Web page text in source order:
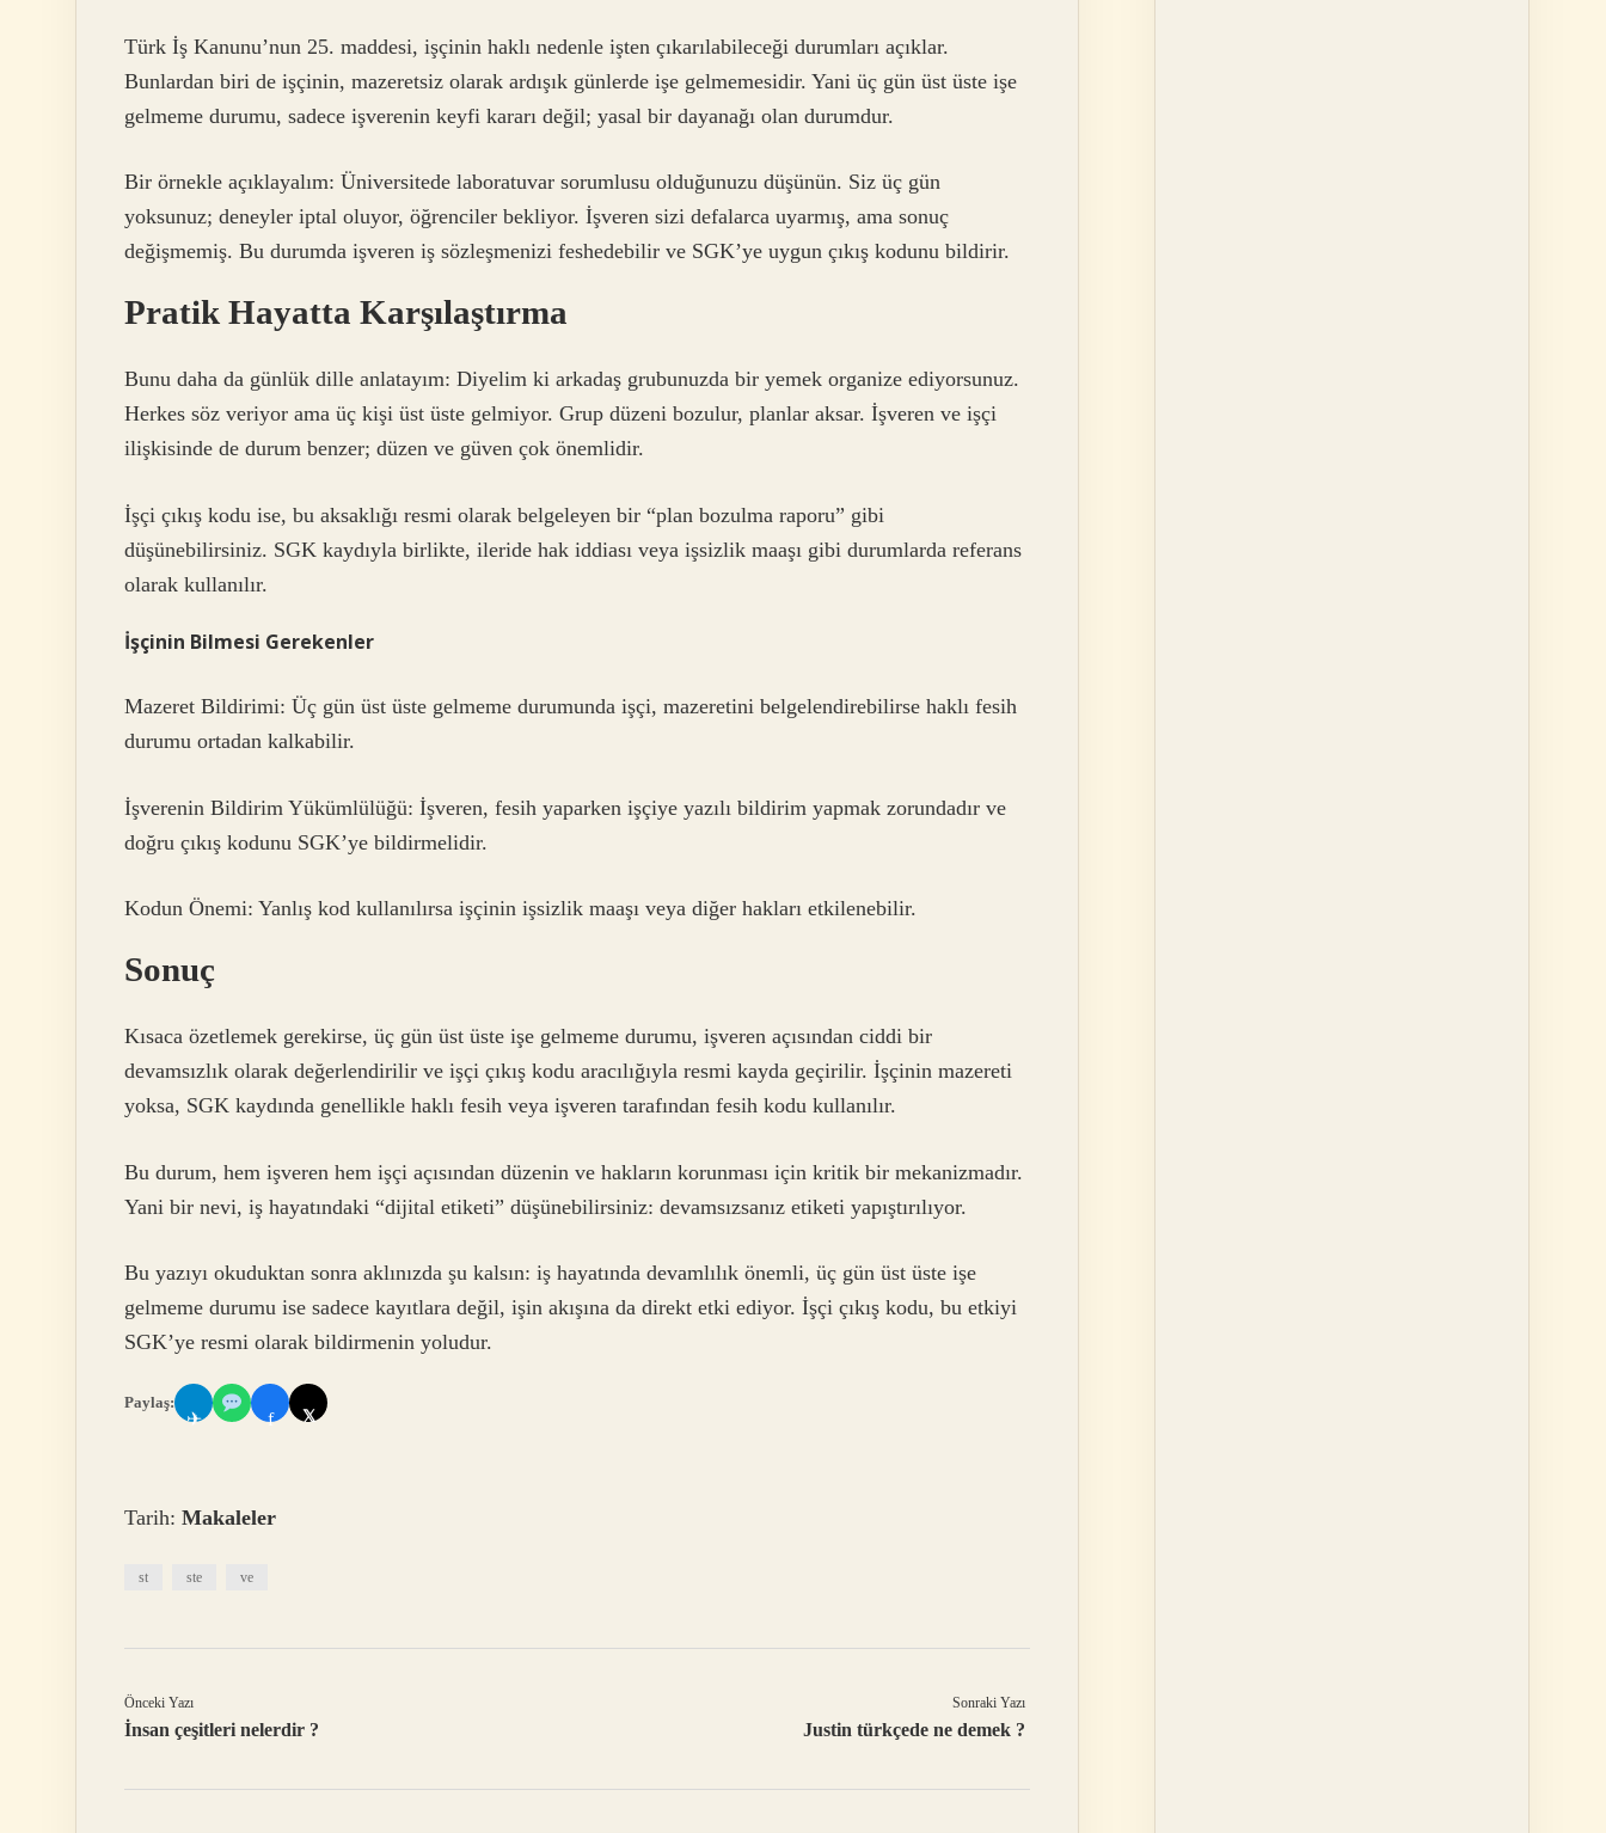
Türk İş Kanunu’nun 25. maddesi, işçinin haklı nedenle işten çıkarılabileceği durumları açıklar.
Bunlardan biri de işçinin, mazeretsiz olarak ardışık günlerde işe gelmemesidir. Yani üç gün üst üste işe
gelmeme durumu, sadece işverenin keyfi kararı değil; yasal bir dayanağı olan durumdur.
Bir örnekle açıklayalım: Üniversitede laboratuvar sorumlusu olduğunuzu düşünün. Siz üç gün
yoksunuz; deneyler iptal oluyor, öğrenciler bekliyor. İşveren sizi defalarca uyarmış, ama sonuç
değişmemiş. Bu durumda işveren iş sözleşmenizi feshedebilir ve SGK’ye uygun çıkış kodunu bildirir.
Pratik Hayatta Karşılaştırma
Bunu daha da günlük dille anlatayım: Diyelim ki arkadaş grubunuzda bir yemek organize ediyorsunuz.
Herkes söz veriyor ama üç kişi üst üste gelmiyor. Grup düzeni bozulur, planlar aksar. İşveren ve işçi
ilişkisinde de durum benzer; düzen ve güven çok önemlidir.
İşçi çıkış kodu ise, bu aksaklığı resmi olarak belgeleyen bir “plan bozulma raporu” gibi
düşünebilirsiniz. SGK kaydıyla birlikte, ileride hak iddiası veya işsizlik maaşı gibi durumlarda referans
olarak kullanılır.
İşçinin Bilmesi Gerekenler
Mazeret Bildirimi: Üç gün üst üste gelmeme durumunda işçi, mazeretini belgelendirebilirse haklı fesih
durumu ortadan kalkabilir.
İşverenin Bildirim Yükümlülüğü: İşveren, fesih yaparken işçiye yazılı bildirim yapmak zorundadır ve
doğru çıkış kodunu SGK’ye bildirmelidir.
Kodun Önemi: Yanlış kod kullanılırsa işçinin işsizlik maaşı veya diğer hakları etkilenebilir.
Sonuç
Kısaca özetlemek gerekirse, üç gün üst üste işe gelmeme durumu, işveren açısından ciddi bir
devamsızlık olarak değerlendirilir ve işçi çıkış kodu aracılığıyla resmi kayda geçirilir. İşçinin mazereti
yoksa, SGK kaydında genellikle haklı fesih veya işveren tarafından fesih kodu kullanılır.
Bu durum, hem işveren hem işçi açısından düzenin ve hakların korunması için kritik bir mekanizmadır.
Yani bir nevi, iş hayatındaki “dijital etiketi” düşünebilirsiniz: devamsızsanız etiketi yapıştırılıyor.
Bu yazıyı okuduktan sonra aklınızda şu kalsın: iş hayatında devamlılık önemli, üç gün üst üste işe
gelmeme durumu ise sadece kayıtlara değil, işin akışına da direkt etki ediyor. İşçi çıkış kodu, bu etkiyi
SGK’ye resmi olarak bildirmenin yoludur.
Paylaş:
✈ f 𝕏
Tarih: Makaleler
st ste ve
Önceki Yazı
İnsan çeşitleri nelerdir ?
Sonraki Yazı
Justin türkçede ne demek ?